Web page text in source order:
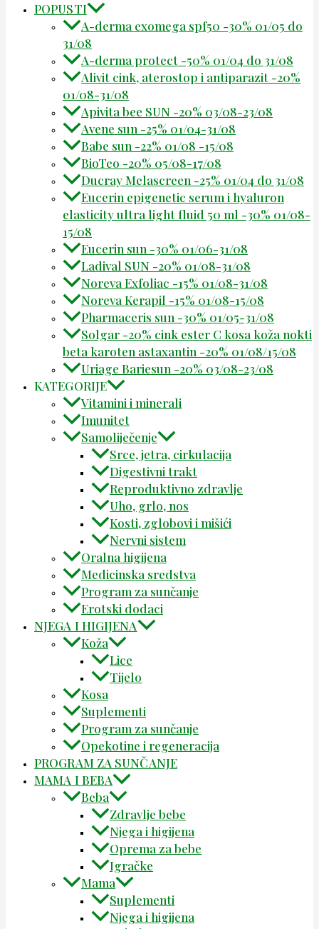
POPUSTI
A-derma exomega spf50 -30% 01/05 do
31/08
A-derma protect -50% 01/04 do 31/08
Alivit cink, aterostop i antiparazit -20%
01/08-31/08
Apivita bee SUN -20% 03/08-23/08
Avene sun -25% 01/04-31/08
Babe sun -22% 01/08 -15/08
BioTeo -20% 05/08-17/08
Ducray Melascreen -25% 01/04 do 31/08
Eucerin epigenetic serum i hyaluron
elasticity ultra light fluid 50 ml -30% 01/08-
15/08
Eucerin sun -30% 01/06-31/08
Ladival SUN -20% 01/08-31/08
Noreva Exfoliac -15% 01/08-31/08
Noreva Kerapil -15% 01/08-15/08
Pharmaceris sun -30% 01/05-31/08
Solgar -20% cink ester C kosa koža nokti
beta karoten astaxantin -20% 01/08/15/08
Uriage Bariesun -20% 03/08-23/08
KATEGORIJE
Vitamini i minerali
Imunitet
Samoliječenje
Srce, jetra, cirkulacija
Digestivni trakt
Reproduktivno zdravlje
Uho, grlo, nos
Kosti, zglobovi i mišići
Nervni sistem
Oralna higijena
Medicinska sredstva
Program za sunčanje
Erotski dodaci
NJEGA I HIGIJENA
Koža
Lice
Tijelo
Kosa
Suplementi
Program za sunčanje
Opekotine i regeneracija
PROGRAM ZA SUNČANJE
MAMA I BEBA
Beba
Zdravlje bebe
Njega i higijena
Oprema za bebe
Igračke
Mama
Suplementi
Njega i higijena